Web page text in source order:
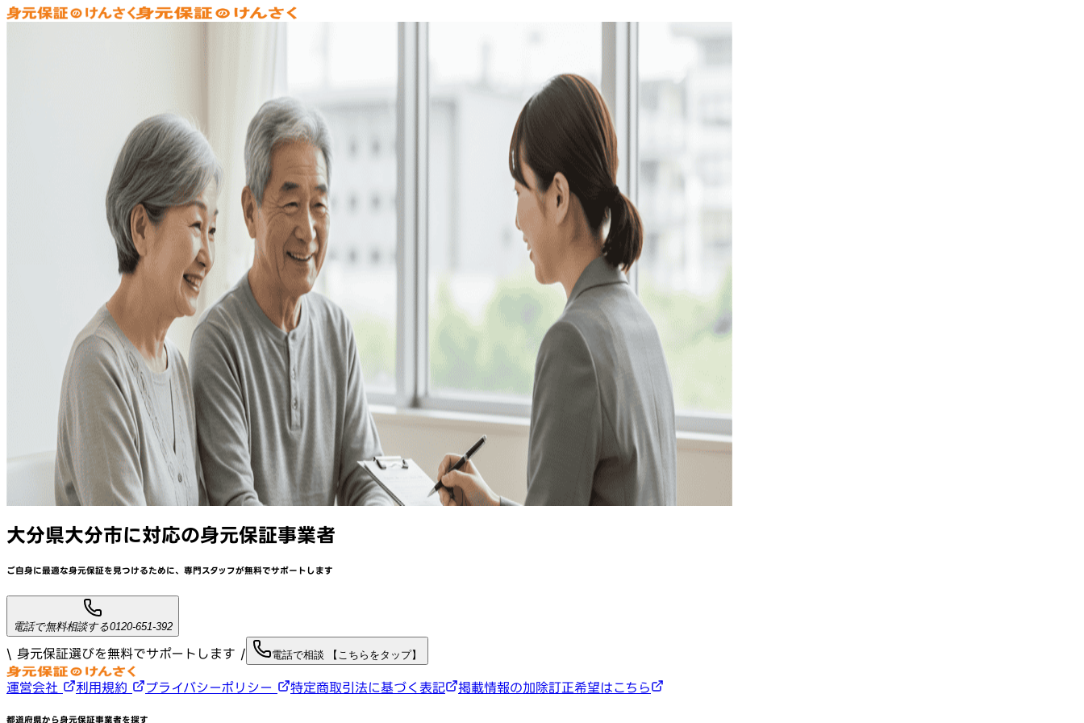
大分県大分市に対応の身元保証事業者
ご自身に最適な身元保証を見つけるために、 専門スタッフが無料でサポートします
電話で無料相談する0120-651-392
\ 身元保証選びを無料でサポートします / 電話で相談 【こちらをタップ】
運営会社 利用規約 プライバシーポリシー 特定商取引法に基づく表記 掲載情報の加除訂正希望はこちら
都道府県から身元保証事業者を探す